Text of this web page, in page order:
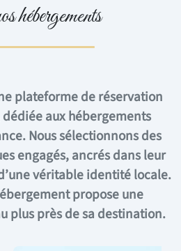
hébergements
plateforme de réservation
dédiée aux hébergements
Nous sélectionnons des
engagés, ancrés dans leur
véritable identité locale.
propose une
plus près de sa destination.